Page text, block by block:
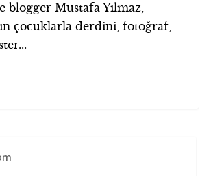
blogger Mustafa Yılmaz,
çocuklarla derdini, fotoğraf,